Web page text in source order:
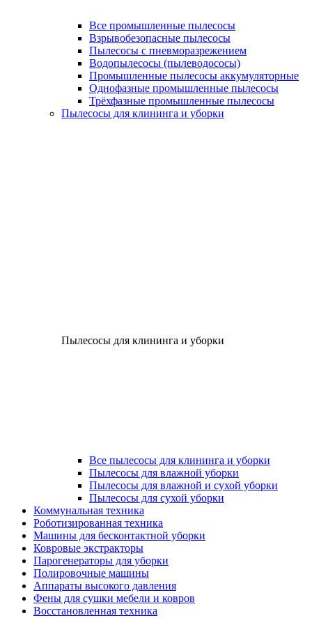
Все промышленные пылесосы
Взрывобезопасные пылесосы
Пылесосы с пневморазрежением
Водопылесосы (пылеводососы)
Промышленные пылесосы аккумуляторные
Однофазные промышленные пылесосы
Трёхфазные промышленные пылесосы
Пылесосы для клининга и уборки
Пылесосы для клининга и уборки
Все пылесосы для клининга и уборки
Пылесосы для влажной уборки
Пылесосы для влажной и сухой уборки
Пылесосы для сухой уборки
Коммунальная техника
Роботизированная техника
Машины для бесконтактной уборки
Ковровые экстракторы
Парогенераторы для уборки
Полировочные машины
Аппараты высокого давления
Фены для сушки мебели и ковров
Восстановленная техника